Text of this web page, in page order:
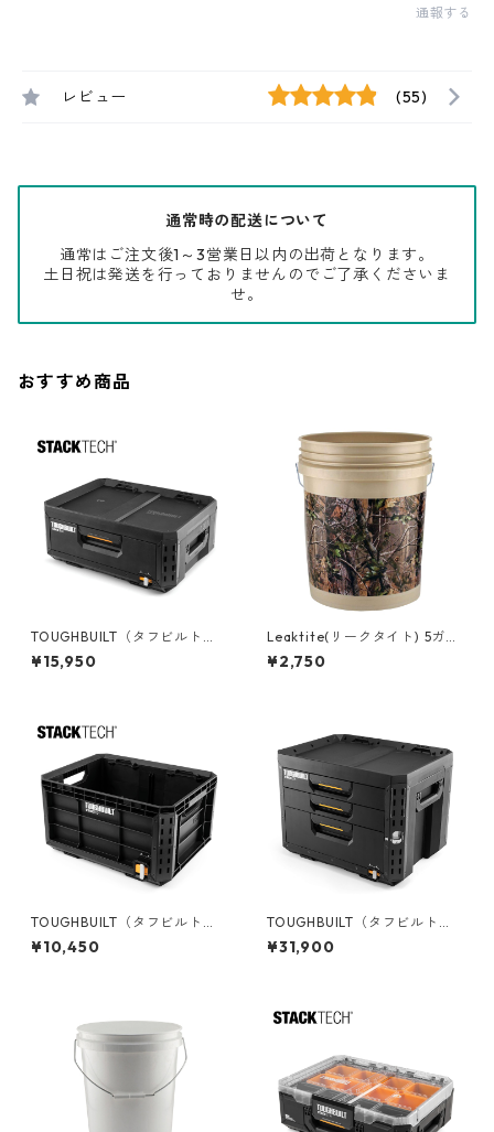
通報する
レビュー (55)
通常時の配送について
通常はご注文後1～3営業日以内の出荷となります。
土日祝は発送を行っておりませんのでご了承くださいま
せ。
おすすめ商品
TOUGHBUILT（タフビルト）S
TACK TECH(スタックテック)
１ドロワー収納ボックス TB-B
¥15,950
Leaktite(リークタイト) 5ガロ
ンバケツ [Real Tree] 05GLA
PG
¥2,750
TOUGHBUILT（タフビルト）S
TACK TECH(スタックテック)
クレートボックス TB-B1-X-5
¥10,450
TOUGHBUILT（タフビルト）S
TACK TECH(スタックテック)
3ドロワーボックス（サイドロ
¥31,900